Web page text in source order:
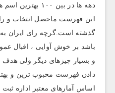
دهه ها در بین ۱۰۰
گذشته است.گرچه رای ایران به
باشد بر خوش آوایی ، اقبال
و بسیار چیزهای دیگر ولی
دادن فهرست محبوب ترین و
اساس آمارهای معتبر اداره